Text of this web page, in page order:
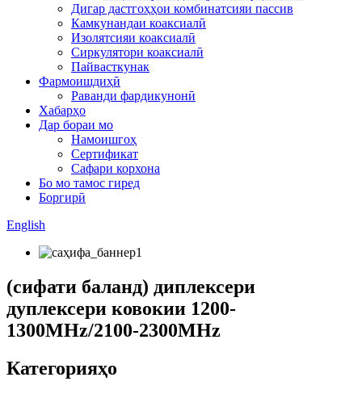
Дигар дастгоҳҳои комбинатсияи пассив
Камкунандаи коаксиалӣ
Изолятсияи коаксиалӣ
Сиркулятори коаксиалӣ
Пайвасткунак
Фармоишдиҳӣ
Раванди фардикунонӣ
Хабарҳо
Дар бораи мо
Намоишгоҳ
Сертификат
Сафари корхона
Бо мо тамос гиред
Боргирӣ
English
(сифати баланд) диплексери
дуплексери ковокии 1200-
1300MHz/2100-2300MHz
Категорияҳо